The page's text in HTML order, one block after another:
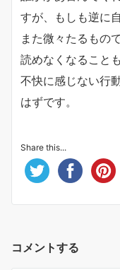
すが、もしも逆に
また微々たるもの
読めなくなること
不快に感じない行
はずです。
Share this...
コメントする